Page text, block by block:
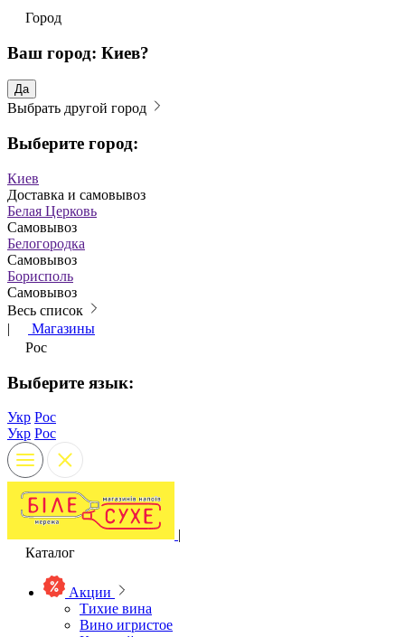
Город
Ваш город: Киев?
Да
Выбрать другой город
Выберите город:
Киев
Доставка и самовывоз
Белая Церковь
Самовывоз
Белогородка
Самовывоз
Борисполь
Самовывоз
Весь список
|
Магазины
Рос
Выберите язык:
Укр Рос
Укр Рос
|
Каталог
Акции
Тихие вина
Вино игристое